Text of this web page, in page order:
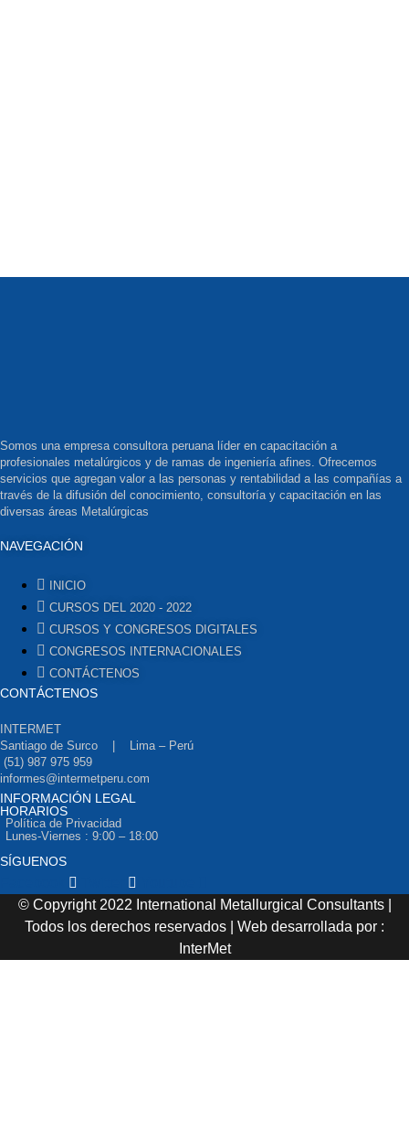
Somos una empresa consultora peruana líder en capacitación a
profesionales metalúrgicos y de ramas de ingeniería afines. Ofrecemos
servicios que agregan valor a las personas y rentabilidad a las compañías a
través de la difusión del conocimiento, consultoría y capacitación en las
diversas áreas Metalúrgicas
NAVEGACIÓN
INICIO
CURSOS DEL 2020 - 2022
CURSOS Y CONGRESOS DIGITALES
CONGRESOS INTERNACIONALES
CONTÁCTENOS
CONTÁCTENOS
INTERMET
Santiago de Surco | Lima – Perú
(51) 987 975 959
informes@intermetperu.com
INFORMACIÓN LEGAL
Política de Privacidad
HORARIOS
Lunes-Viernes : 9:00 – 18:00
SÍGUENOS
© Copyright 2022 International Metallurgical Consultants |
Todos los derechos reservados | Web desarrollada por :
InterMet